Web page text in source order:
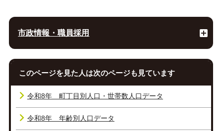
市政情報・職員採用
このページを見た人は次のページも見ています
令和8年 町丁目別人口・世帯数人口データ
令和8年 年齢別人口データ